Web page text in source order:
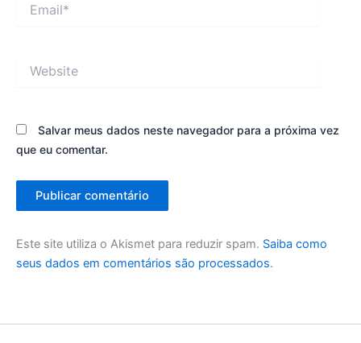
Salvar meus dados neste navegador para a próxima vez
que eu comentar.
Este site utiliza o Akismet para reduzir spam. Saiba como
seus dados em comentários são processados.